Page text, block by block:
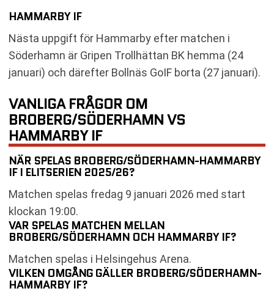
HAMMARBY IF
Nästa uppgift för Hammarby efter matchen i
Söderhamn är Gripen Trollhättan BK hemma (24
januari) och därefter Bollnäs GoIF borta (27 januari).
VANLIGA FRÅGOR OM
BROBERG/SÖDERHAMN VS
HAMMARBY IF
NÄR SPELAS BROBERG/SÖDERHAMN-HAMMARBY
IF I ELITSERIEN 2025/26?
Matchen spelas fredag 9 januari 2026 med start
klockan 19:00.
VAR SPELAS MATCHEN MELLAN
BROBERG/SÖDERHAMN OCH HAMMARBY IF?
Matchen spelas i Helsingehus Arena.
VILKEN OMGÅNG GÄLLER BROBERG/SÖDERHAMN-
HAMMARBY IF?